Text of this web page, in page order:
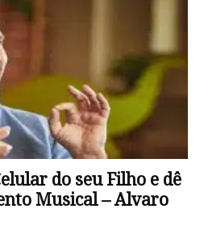
do seu Filho e dê
Musical – Alvaro